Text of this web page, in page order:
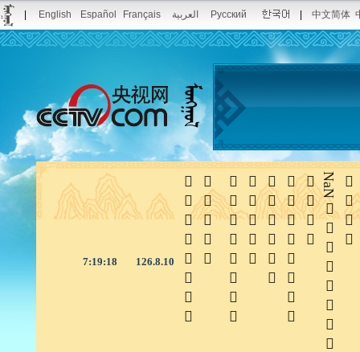
English Español Français العربية Русский 中文简体
7:19:18 126.8.10 
 
NaN




